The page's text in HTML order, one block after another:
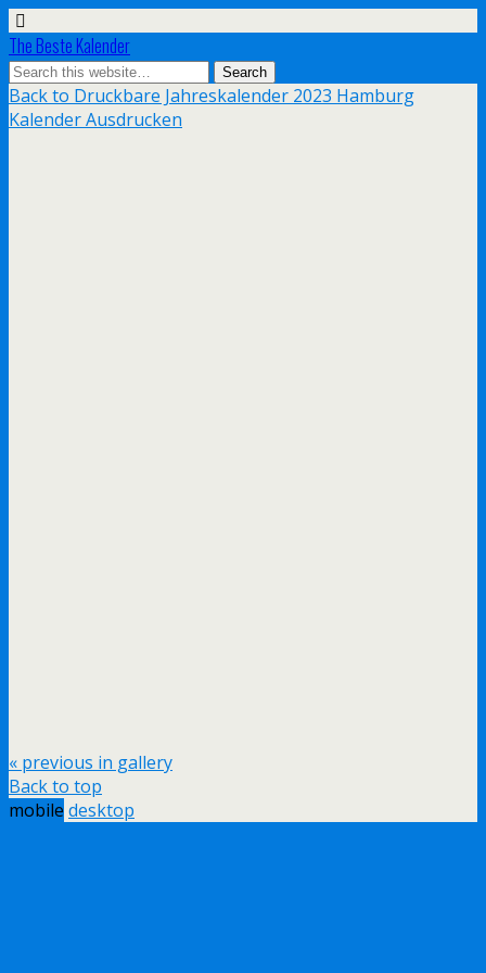
The Beste Kalender
Back to Druckbare Jahreskalender 2023 Hamburg
Kalender Ausdrucken
« previous in gallery
Back to top
mobile desktop